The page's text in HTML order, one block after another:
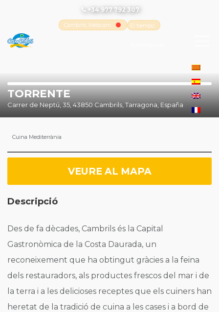
+34 977 792 307
Cambrils Webcam
El tiempo
TORRENTE
Carrer de Neptú, 35, 43850 Cambrils, Tarragona, España
Cuina Mediterrània
VEURE AL MAPA
Descripció
Des de fa dècades, Cambrils és la Capital
Gastronòmica de la Costa Daurada, un
reconeixement que ha obtingut gràcies a la feina
dels restauradors, als productes frescos del mar i de
la terra i a les delicioses receptes que els cuiners han
heretat de la tradició de cuina a les cases i a bord de